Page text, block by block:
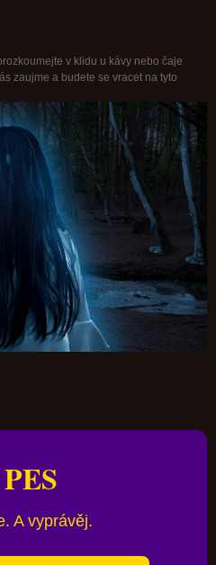
v klidu u kávy nebo čaje
zaujme a budete se vracet na tyto
A vyprávěj.